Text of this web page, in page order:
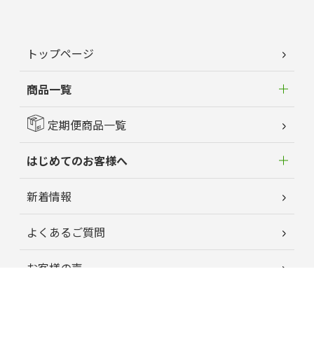
トップページ
商品一覧
定期便商品一覧
はじめてのお客様へ
新着情報
よくあるご質問
お客様の声